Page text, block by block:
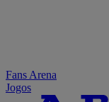
Fans Arena
Jogos